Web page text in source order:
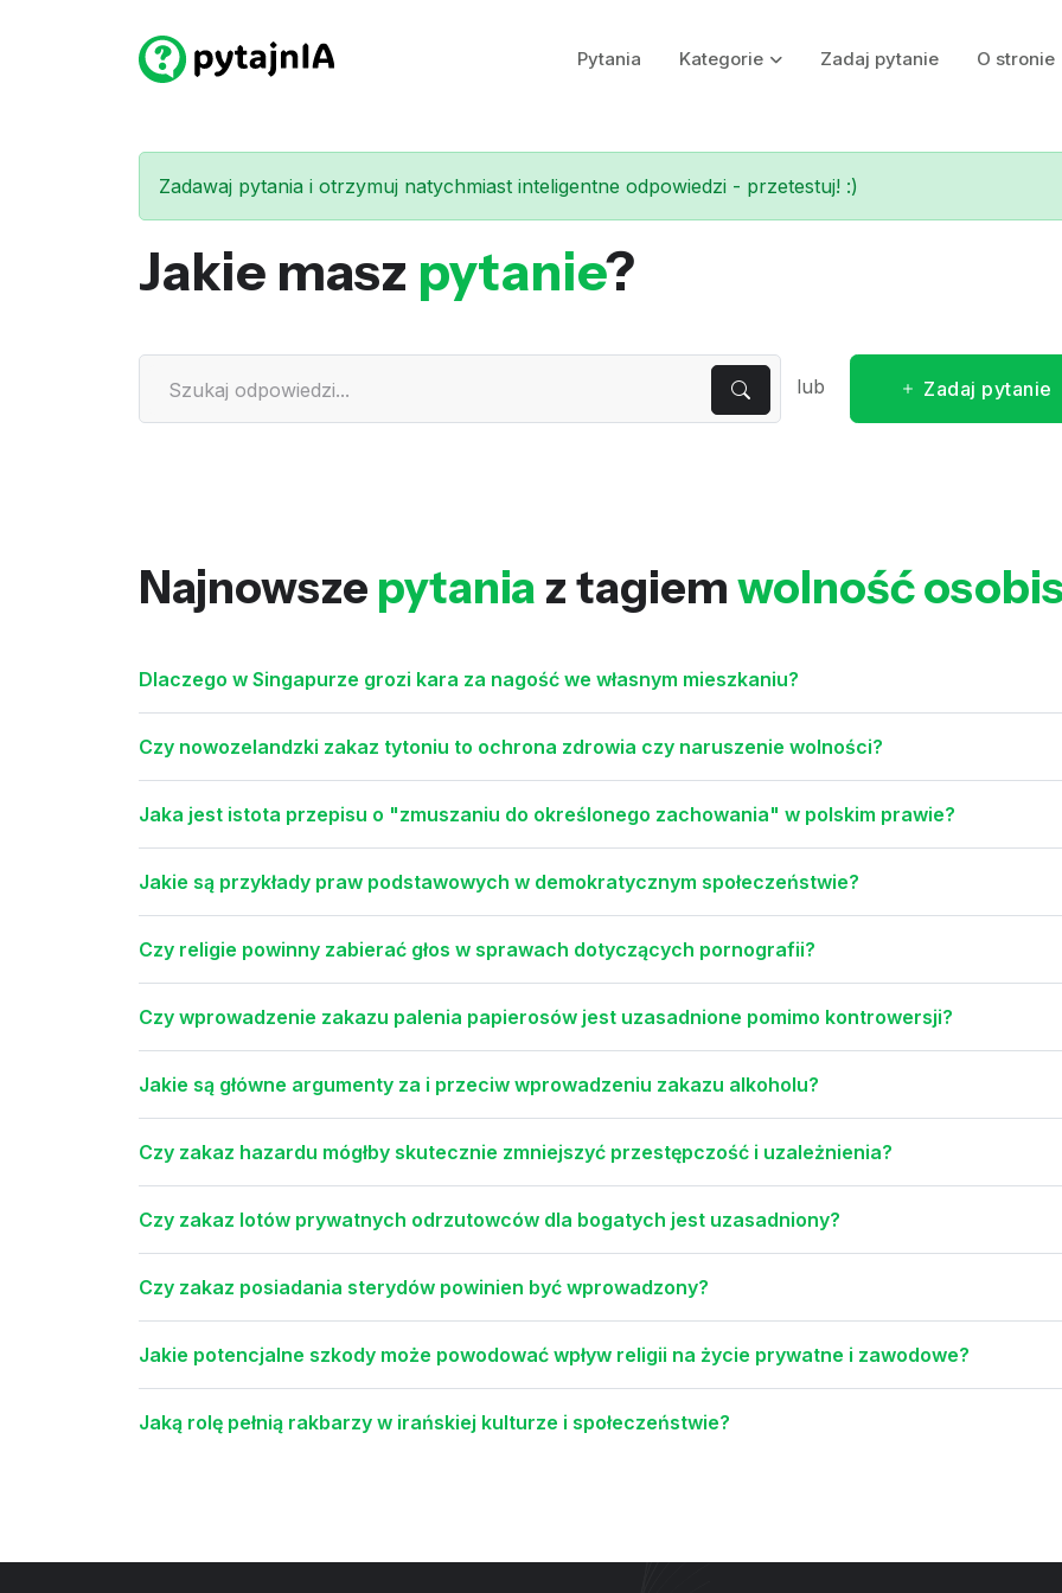
Pytania Kategorie Zadaj pytanie O stronie
Zadawaj pytania i otrzymuj natychmiast inteligentne odpowiedzi - przetestuj! :)
Jakie masz pytanie?
lub Zadaj pytanie
Najnowsze pytania z tagiemwolność
Dlaczego w Singapurze grozi kara za nagość we własnym mieszkaniu?
Czy nowozelandzki zakaz tytoniu to ochrona zdrowia czy naruszenie wolności?
Jaka jest istota przepisu o "zmuszaniu do określonego zachowania" w polskim prawie?
Jakie są przykłady praw podstawowych w demokratycznym społeczeństwie?
Czy religie powinny zabierać głos w sprawach dotyczących pornografii?
Czy wprowadzenie zakazu palenia papierosów jest uzasadnione pomimo kontrowersji?
Jakie są główne argumenty za i przeciw wprowadzeniu zakazu alkoholu?
Czy zakaz hazardu mógłby skutecznie zmniejszyć przestępczość i uzależnienia?
Czy zakaz lotów prywatnych odrzutowców dla bogatych jest uzasadniony?
Czy zakaz posiadania sterydów powinien być wprowadzony?
Jakie potencjalne szkody może powodować wpływ religii na życie prywatne i zawodowe?
Jaką rolę pełnią rakbarzy w irańskiej kulturze i społeczeństwie?